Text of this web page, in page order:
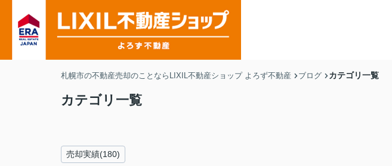
札幌市の不動産売却のことならLIXIL不動産ショップ よろず不動産 ブログ カテゴリ一覧
カテゴリ一覧
売却実績(180)